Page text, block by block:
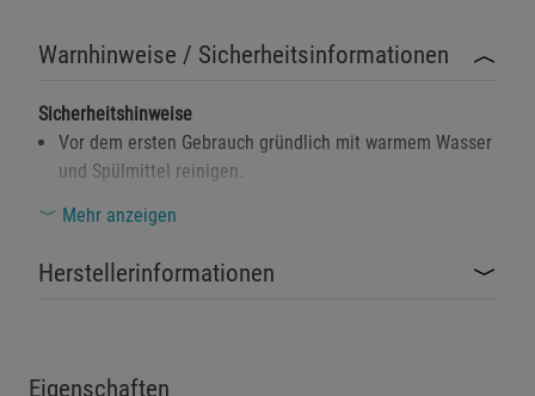
Warnhinweise / Sicherheitsinformationen
Sicherheitshinweise
Vor dem ersten Gebrauch gründlich mit warmem Wasser
und Spülmittel reinigen.
Verwenden Sie keine aggressiven Reinigungsmittel oder
beschädigen.
von Flüssigkeiten in Taschen oder Rucksäcken geeignet.
Mehr anzeigen
Herstellerinformationen
Eigenschaften